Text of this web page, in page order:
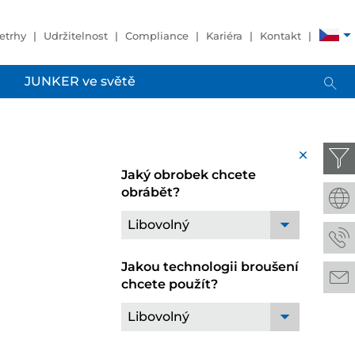
Udržitelnost Compliance Kariéra Kontakt
JUNKER ve světě
x
Jaký obrobek chcete
obrábět?
Libovolný
Jakou technologii broušení
chcete použít?
Libovolný